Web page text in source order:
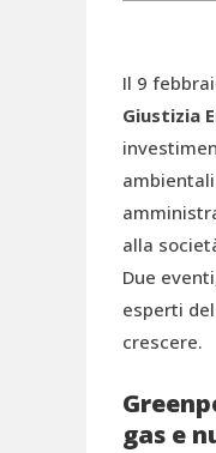
Il 9
Giustizia
alla
Due
esperti del
crescere.
gas e